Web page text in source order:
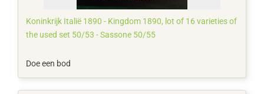
Koninkrijk Italië 1890 - Kingdom 1890, lot of 16 varieties of
the used set 50/53 - Sassone 50/55
Doe een bod